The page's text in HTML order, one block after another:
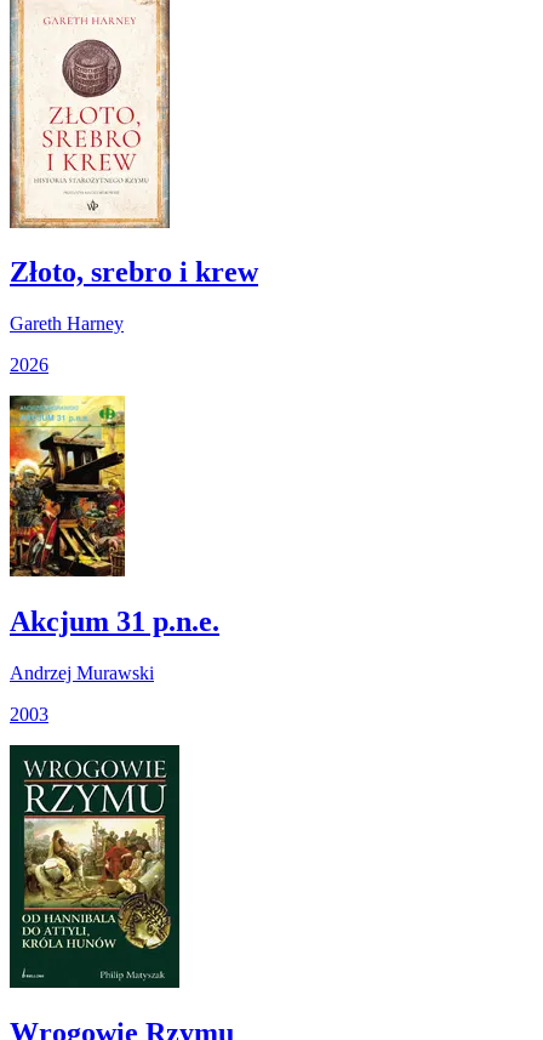
Złoto, srebro i krew
Gareth Harney
2026
Akcjum 31 p.n.e.
Andrzej Murawski
2003
Wrogowie Rzymu